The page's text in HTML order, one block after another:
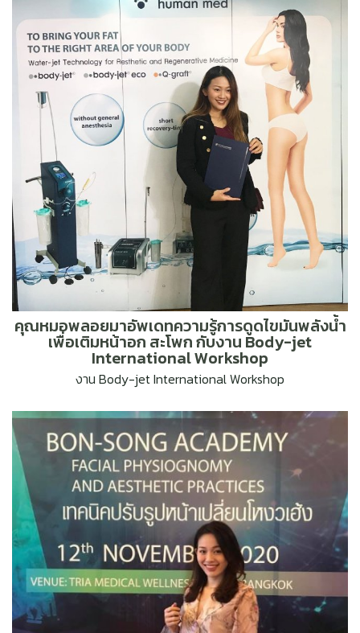
คุณหมอพลอยมาอัพเดทความรู้การดูดไขมันพลังน้ำ
เพื่อเติมหน้าอก สะโพก กับงาน Body-jet
International Workshop
งาน Body-jet International Workshop